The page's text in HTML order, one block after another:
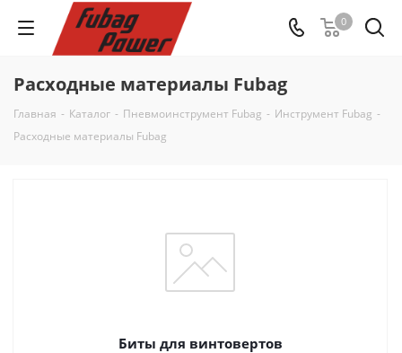
0
Расходные материалы Fubag
Главная - Каталог - Пневмоинструмент Fubag - Инструмент Fubag -
Расходные материалы Fubag
Биты для винтовертов